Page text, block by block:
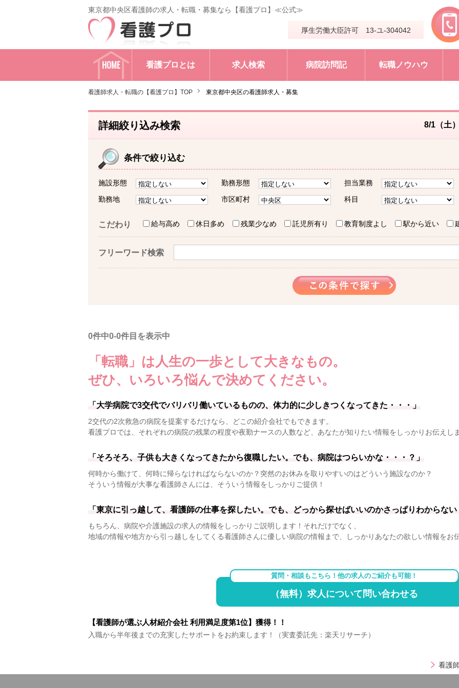
東京都中央区看護師の求人・転職・募集なら【看護プロ】≪公式≫
厚生労働大臣許可 13-ユ-304042
HOME 看護プロとは 求人検索 病院訪問記 転職ノウハウ
看護師求人・転職の【看護プロ】TOP 東京都中央区の看護師求人・募集
詳細絞り込み検索 8/1（土
条件で絞り込む
施設形態 勤務形態
担当業務
勤務地
市区町村 科目
こだわり 給与高め 休日多め 残業少なめ 託児所有り 教育制度よし 駅から近い
フリーワード検索
0件中0-0件目を表示中
「転職」は人生の一歩として大きなもの。
ぜひ、いろいろ悩んで決めてください。
「大学病院で3交代でバリバリ働いているものの、体力的に少しきつくなってきた・・・」
2交代の2次救急の病院を提案するだけなら、どこの紹介会社でもできます。
看護プロでは、それぞれの病院の残業の程度や夜勤ナースの人数など、あなたが知りたい情報をしっかりお伝えし
「そろそろ、子供も大きくなってきたから復職したい。でも、病院はつらいかな・・・？」
何時から働けて、何時に帰らなければならないのか？突然のお休みを取りやすいのはどういう施設なのか？
そういう情報が大事な看護師さんには、そういう情報をしっかりご提供！
「東京に引っ越して、看護師の仕事を探したい。でも、どっから探せばいいのかさっぱりわからな
もちろん、病院や介護施設の求人の情報をしっかりご説明します！それだけでなく、
地域の情報や地方から引っ越しをしてくる看護師さんに優しい病院の情報まで、しっかりあなたの欲しい情報をお
質問・相談もこちら！他の求人のご紹介も可能！
（無料）求人について問い合わせる
【看護師が選ぶ人材紹介会社 利用満足度第1位】獲得！！
入職から半年後までの充実したサポートをお約束します！（実査委託先：楽天リサーチ）
看護